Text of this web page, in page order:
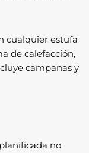
cualquier estufa
de calefacción,
campanas y
no